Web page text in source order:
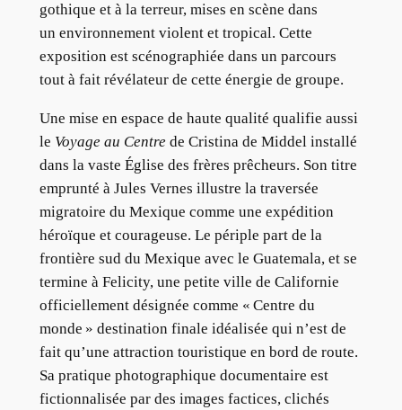
gothique et à la terreur, mises en scène dans
un environnement violent et tropical. Cette
exposition est scénographiée dans un parcours
tout à fait révélateur de cette énergie de groupe.
Une mise en espace de haute qualité qualifie aussi
le Voyage au Centrede Cristina de Middel installé
dans la vaste Église des frères prêcheurs. Son titre
emprunté à Jules Vernes illustre la traversée
migratoire du Mexique comme une expédition
héroïque et courageuse. Le périple part de la
frontière sud du Mexique avec le Guatemala, et se
termine à Felicity, une petite ville de Californie
officiellement désignée comme « Centre du
monde » destination finale idéalisée qui n’est de
fait qu’une attraction touristique en bord de route.
Sa pratique photographique documentaire est
fictionnalisée par des images factices, clichés